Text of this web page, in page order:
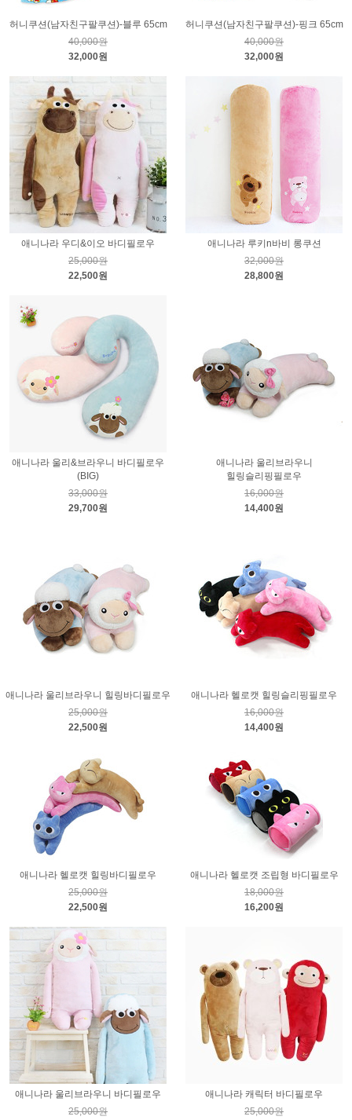
허니쿠션(남자친구팔쿠션)-블루 65cm
40,000원
32,000원
허니쿠션(남자친구팔쿠션)-핑크 65cm
40,000원
32,000원
애니나라 우디&이오 바디필로우
25,000원
22,500원
애니나라 루키n바비 롱쿠션
32,000원
28,800원
애니나라 울리&브라우니 바디필로우
(BIG)
33,000원
29,700원
애니나라 울리브라우니
힐링슬리핑필로우
16,000원
14,400원
애니나라 울리브라우니 힐링바디필로우
25,000원
22,500원
애니나라 헬로캣 힐링슬리핑필로우
16,000원
14,400원
애니나라 헬로캣 힐링바디필로우
25,000원
22,500원
애니나라 헬로캣 조립형 바디필로우
18,000원
16,200원
애니나라 울리브라우니 바디필로우
25,000원
애니나라 캐릭터 바디필로우
25,000원